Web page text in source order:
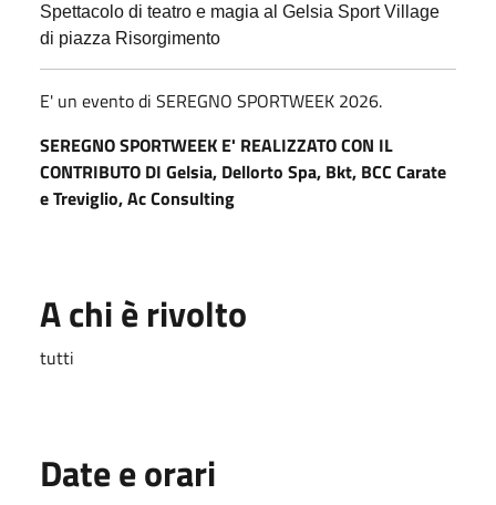
Spettacolo di teatro e magia al Gelsia Sport Village
di piazza Risorgimento
E' un evento di SEREGNO SPORTWEEK 2026.
SEREGNO SPORTWEEK E' REALIZZATO CON IL
CONTRIBUTO DI Gelsia, Dellorto Spa, Bkt, BCC Carate
e Treviglio, Ac Consulting
A chi è rivolto
tutti
Date e orari